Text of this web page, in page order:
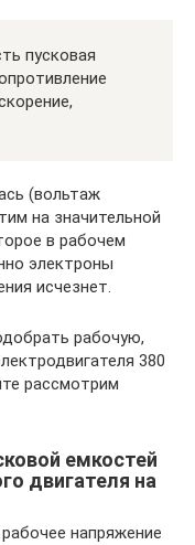
пусковая
(вольтаж
на значительной
в рабочем
электроны
исчезнет.
рабочую,
380
рассмотрим
емкостей
двигателя на
напряжение